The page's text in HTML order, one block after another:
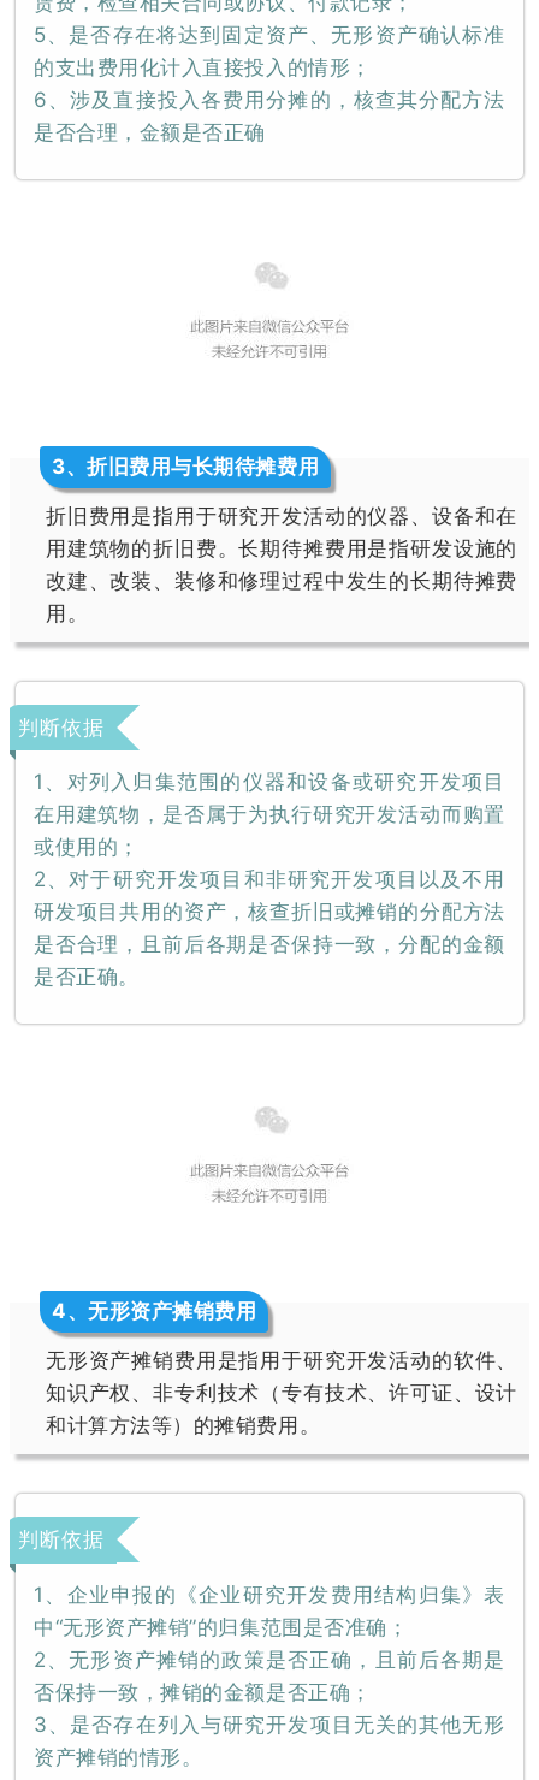
5、是否存在将达到固定资产、无形资产确认标准
的支出费用化计入直接投入的情形；
6、涉及直接投入各费用分摊的，核查其分配方法
是否合理，金额是否正确
3、折旧费用与长期待摊费用
折旧费用是指用于研究开发活动的仪器、设备和在
用建筑物的折旧费。长期待摊费用是指研发设施的
改建、改装、装修和修理过程中发生的长期待摊费
用。
判断依据
1、对列入归集范围的仪器和设备或研究开发项目
在用建筑物，是否属于为执行研究开发活动而购置
或使用的；
2、对于研究开发项目和非研究开发项目以及不用
研发项目共用的资产，核查折旧或摊销的分配方法
是否合理，且前后各期是否保持一致，分配的金额
是否正确。
4、无形资产摊销费用
无形资产摊销费用是指用于研究开发活动的软件、
知识产权、非专利技术（专有技术、许可证、设计
和计算方法等）的摊销费用。
判断依据
1、企业申报的《企业研究开发费用结构归集》表
中“无形资产摊销”的归集范围是否准确；
2、无形资产摊销的政策是否正确，且前后各期是
否保持一致，摊销的金额是否正确；
3、是否存在列入与研究开发项目无关的其他无形
资产摊销的情形。